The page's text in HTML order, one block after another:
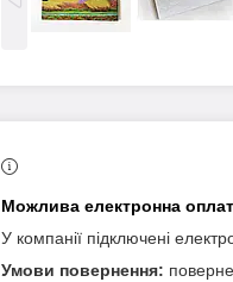
У компанії підключені